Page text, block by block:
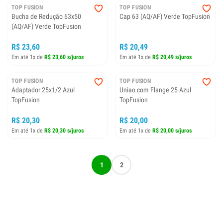
TOP FUSION
Bucha de Redução 63x50
(AQ/AF) Verde TopFusion
R$ 23,60
Em até 1x de R$ 23,60 s/juros
TOP FUSION
Cap 63 (AQ/AF) Verde TopFusion
R$ 20,49
Em até 1x de R$ 20,49 s/juros
TOP FUSION
Adaptador 25x1/2 Azul
TopFusion
R$ 20,30
Em até 1x de R$ 20,30 s/juros
TOP FUSION
Uniao com Flange 25 Azul
TopFusion
R$ 20,00
Em até 1x de R$ 20,00 s/juros
1 2